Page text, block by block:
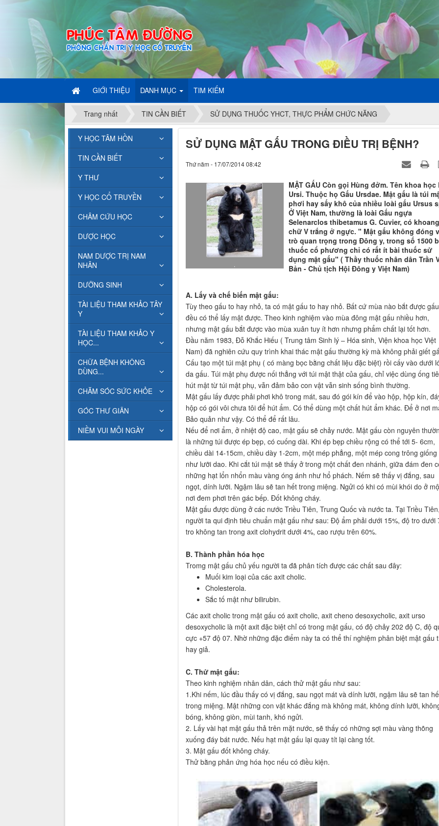
GIỚI THIỆU DANH MỤC TIM KIẾM
Trang nhất TIN CẦN BIẾT SỬ DỤNG THUỐC YHCT, THỰC PHẨM CHỨC NĂNG
SỬ DỤNG MẬT GẤU TRONG ĐIỀU TRỊ BỆNH?
Thứ năm - 17/07/2014 08:42
.
MẬT GẤU Còn gọi Hùng đởm. Tên khoa học
Ursi. Thuộc họ Gấu Ursdae. Mật gấu là túi
phơi hay sấy khô của nhiều loài gấu Ursus
Ở Việt Nam, thường là loài Gấu ngựa
Selenarclos thibetamus G. Cuvier, có khoang
chữ V trắng ở ngực. " Mật gấu không đóng
trò quan trọng trong Đông y, trong số 1500
thuốc cổ phương chỉ có rất ít bài thuốc sử
dụng mật gấu" ( Thầy thuốc nhân dân Trần
Bản - Chủ tịch Hội Đông y Việt Nam)
A. Lấy và chế biến mật gấu:
Tùy theo gấu to hay nhỏ, ta có mật gấu to hay nhỏ. Bất cứ mùa nào bắt được gấu
đều có thể lấy mật được. Theo kinh nghiệm vào mùa đông mật gấu nhiều hơn,
nhưng mật gấu bắt được vào mùa xuân tuy ít hơn nhưng phẩm chất lại tốt hơn.
Đầu năm 1983, Đỗ Khắc Hiếu ( Trung tâm Sinh lý – Hóa sinh, Viện khoa học Việt
Nam) đã nghiên cứu quy trình khai thác mật gấu thường kỳ mà không phải giết
Cấu tạo một túi mật phụ ( có màng bọc bằng chất liệu đặc biệt) rồi cấy vào dưới
da gấu. Túi mật phụ được nối thẳng với túi mật thật của gấu, chỉ việc dùng ống
hút mật từ túi mật phụ, vẫn đảm bảo con vật vẫn sinh sống bình thường.
Mật gấu lấy được phải phơi khô trong mát, sau đó gói kín để vào hộp, hộp kín,
hộp có gói vôi chưa tôi để hút ẩm. Có thể dùng một chất hút ẩm khác. Để ở nơi
Bảo quản như vậy. Có thể để rất lâu.
Nếu để nơi ẩm, ở nhiệt độ cao, mật gấu sẽ chảy nước. Mật gấu còn nguyên
là những túi được ép bẹp, có cuống dài. Khi ép bẹp chiều rộng có thể tới 5- 6cm,
chiều dài 14-15cm, chiều dày 1-2cm, một mép phẳng, một mép cong trông giống
như lưỡi dao. Khi cắt túi mật sẽ thấy ở trong một chất đen nhánh, giữa đám đen
những hạt lổn nhổn màu vàng óng ánh như hổ phách. Nếm sẽ thấy vị đắng, sau
ngọt, dính lưỡi. Ngậm lâu sẽ tan hết trong miệng. Ngửi có khi có mùi khói do ở
nơi đem phơi trên gác bếp. Đốt không cháy.
Mật gấu được dùng ở các nước Triều Tiên, Trung Quốc và nước ta. Tại Triều
người ta qui định tiêu chuẩn mật gấu như sau: Độ ẩm phải dưới 15%, độ tro dưới
tro không tan trong axit clohydrit dưới 4%, cao rượu trên 60%.
B. Thành phần hóa học
Tromg mật gấu chủ yếu người ta đã phân tích được các chất sau đây:
Muối kim loại của các axit cholic.
Cholesterola.
Sắc tố mật như bilirubin.
Các axit cholic trong mật gấu có axit cholic, axit cheno desoxycholic, axit urso
desoxycholic là một axit đặc biệt chỉ có trong mật gấu, có độ chảy 202 độ C, độ
cực +57 độ 07. Nhờ những đặc điểm này ta có thể thí nghiệm phân biệt mật gấu
hay giả.
C. Thử mật gấu:
Theo kinh nghiệm nhân dân, cách thử mật gấu như sau:
1.Khi nếm, lúc đầu thấy có vị đắng, sau ngọt mát và dính lưỡi, ngậm lâu sẽ tan
trong miệng. Mật những con vật khác đắng mà không mát, không dính lưỡi,
bóng, không giòn, mùi tanh, khó ngửi.
2. Lấy vài hạt mật gấu thả trên mặt nước, sẽ thấy có những sợi màu vàng thõng
xuống đáy bát nước. Nếu hạt mật gấu lại quay tít lại càng tốt.
3. Mật gấu đốt không cháy.
Thử bằng phản ứng hóa học nếu có điều kiện.
Y HỌC TÂM HỒN
TIN CẦN BIẾT
Y THƯ
Y HỌC CỔ TRUYỀN
CHÂM CỨU HỌC
DƯỢC HỌC
NAM DƯỢC TRỊ NAM
NHÂN
DƯỠNG SINH
TÀI LIỆU THAM KHẢO TÂY
Y
TÀI LIỆU THAM KHẢO Y
HỌC...
CHỮA BỆNH KHÔNG
DÙNG...
CHĂM SÓC SỨC KHỎE
GÓC THƯ GIÃN
NIỀM VUI MỖI NGÀY